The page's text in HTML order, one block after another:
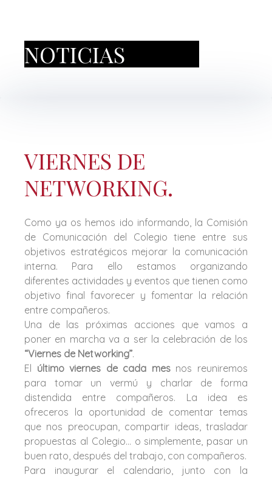
NOTICIAS
VIERNES DE
NETWORKING.
Como ya os hemos ido informando, la Comisión
de Comunicación del Colegio tiene entre sus
objetivos estratégicos mejorar la comunicación
interna. Para ello estamos organizando
diferentes actividades y eventos que tienen como
objetivo final favorecer y fomentar la relación
entre compañeros.
Una de las próximas acciones que vamos a
poner en marcha va a ser la celebración de los
“Viernes de Networking”.
El último viernes de cada mesnos reuniremos
para tomar un vermú y charlar de forma
distendida entre compañeros. La idea es
ofreceros la oportunidad de comentar temas
que nos preocupan, compartir ideas, trasladar
propuestas al Colegio… o simplemente, pasar un
buen rato, después del trabajo, con compañeros.
Para inaugurar el calendario, junto con la